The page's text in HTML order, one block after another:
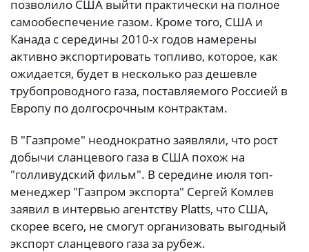
позволило США выйти практически на полное
самообеспечение газом. Кроме того, США и
Канада с середины 2010-х годов намерены
активно экспортировать топливо, которое, как
ожидается, будет в несколько раз дешевле
трубопроводного газа, поставляемого Россией в
Европу по долгосрочным контрактам.
В "Газпроме" неоднократно заявляли, что рост
добычи сланцевого газа в США похож на
"голливудский фильм". В середине июля топ-
менеджер "Газпром экспорта" Сергей Комлев
заявил в интервью агентству Platts, что США,
скорее всего, не смогут организовать выгодный
экспорт сланцевого газа за рубеж.